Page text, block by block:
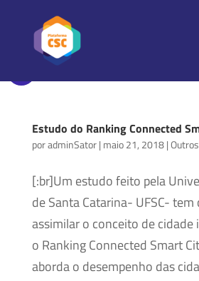
Estudo do Ranking Connected
poradminSator| maio 21, 2018|Outros
[:br]Um estudo feito pela
de Santa Catarina- UFSC-
assimilar o conceito de
o Ranking Connected Smart
aborda o desempenho das